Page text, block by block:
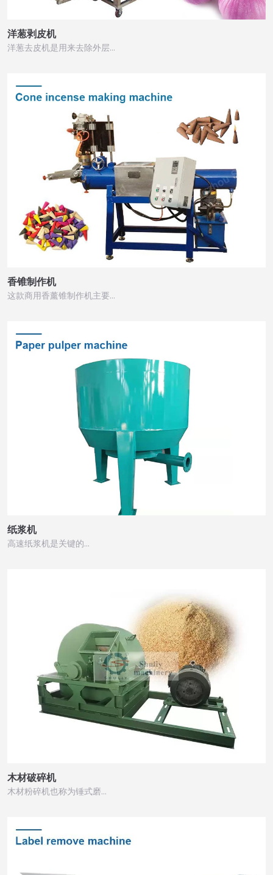
洋葱剥皮机
洋葱去皮机是用来去除外层…
香锥制作机
这款商用香薰锥制作机主要…
纸浆机
高速纸浆机是关键的...
木材破碎机
木材粉碎机也称为锤式磨…